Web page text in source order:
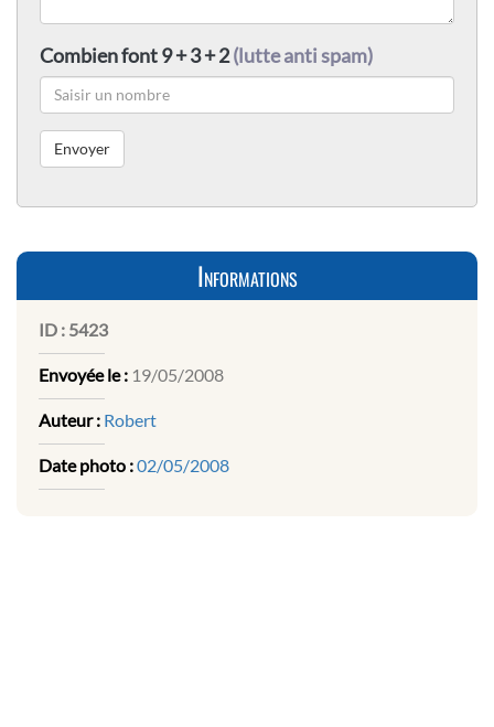
Combien font 9 + 3 + 2(lutte anti spam)
Informations
ID : 5423
Envoyée le : 19/05/2008
Auteur : Robert
Date photo :02/05/2008